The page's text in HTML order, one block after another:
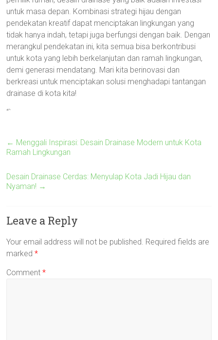
untuk masa depan. Kombinasi strategi hijau dengan
pendekatan kreatif dapat menciptakan lingkungan yang
tidak hanya indah, tetapi juga berfungsi dengan baik. Dengan
merangkul pendekatan ini, kita semua bisa berkontribusi
untuk kota yang lebih berkelanjutan dan ramah lingkungan,
demi generasi mendatang. Mari kita berinovasi dan
berkreasi untuk menciptakan solusi menghadapi tantangan
drainase di kota kita!
“`
← Menggali Inspirasi: Desain Drainase Modern untuk Kota
Ramah Lingkungan
Desain Drainase Cerdas: Menyulap Kota Jadi Hijau dan
Nyaman! →
Leave a Reply
Your email address will not be published. Required fields are
marked*
Comment*